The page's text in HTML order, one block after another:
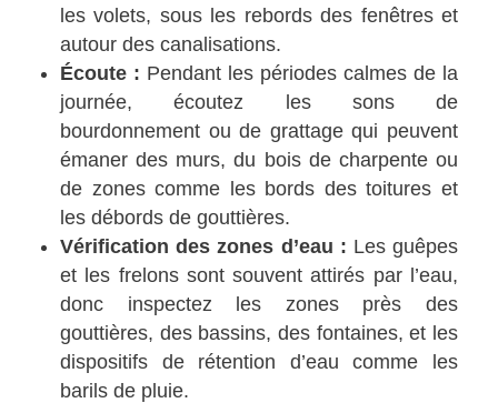
les volets, sous les rebords des fenêtres et
autour des canalisations.
Écoute : Pendant les périodes calmes de la
journée, écoutez les sons de
bourdonnement ou de grattage qui peuvent
émaner des murs, du bois de charpente ou
de zones comme les bords des toitures et
les débords de gouttières.
Vérification des zones d’eau : Les guêpes
et les frelons sont souvent attirés par l’eau,
donc inspectez les zones près des
gouttières, des bassins, des fontaines, et les
dispositifs de rétention d’eau comme les
barils de pluie.